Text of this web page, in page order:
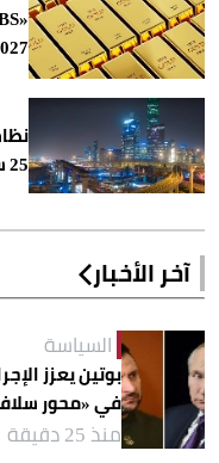
25 سنة.. وحالات للإعفاء حتى مليون ريال
آخر الأخبار
السياسة
بوتين يعزز
في «محور
منذ 25 دقيقة